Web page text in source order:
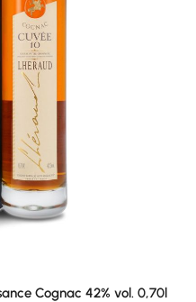
Cognac 42% vol. 0,70l